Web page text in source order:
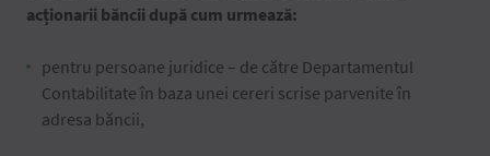
acționarii băncii după cum urmează:
pentru persoane juridice – de către Departamentul
Contabilitate în baza unei cereri scrise parvenite în
adresa băncii,